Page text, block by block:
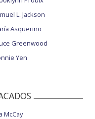
L. Jackson
Asquerino
Greenwood
Yen
McCay